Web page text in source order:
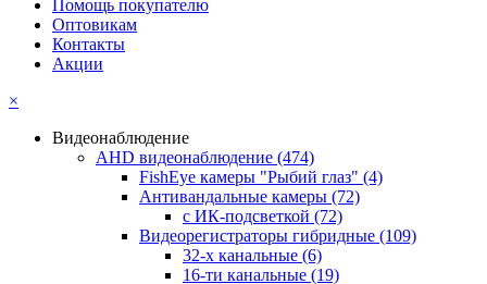
Помощь покупателю
Оптовикам
Контакты
Акции
×
Видеонаблюдение
AHD видеонаблюдение (474)
FishEye камеры "Рыбий глаз" (4)
Антивандальные камеры (72)
с ИК-подсветкой (72)
Видеорегистраторы гибридные (109)
32-х канальные (6)
16-ти канальные (19)